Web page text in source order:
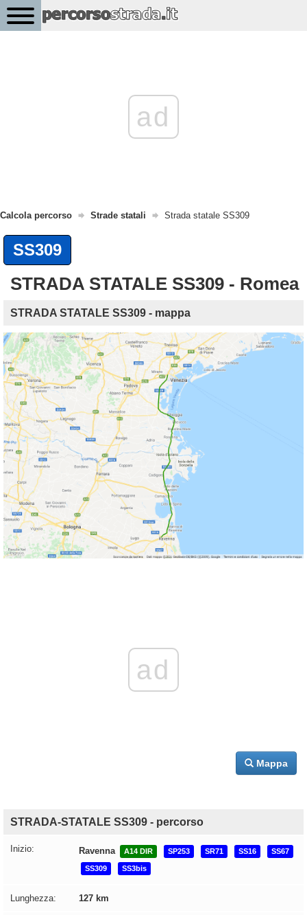
ad
Calcola percorso Strade statali Strada statale SS309
SS309
STRADA STATALE SS309 - Romea
STRADA STATALE SS309 - mappa
ad
Mappa
STRADA-STATALE SS309 - percorso
Inizio: Ravenna A14 DIR SP253 SR71 SS16 SS67
SS309 SS3bis
Lunghezza: 127 km